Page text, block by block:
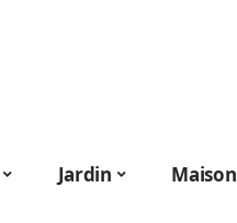
Jardin Maison